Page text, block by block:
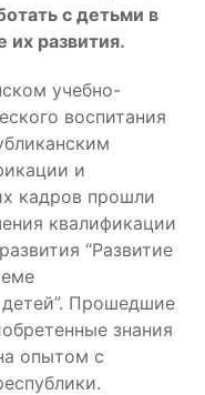
с детьми в
их развития.
учебно-
воспитания
и
кадров прошли
квалификации
“Развитие
детей”. Прошедшие
знания
опытом с